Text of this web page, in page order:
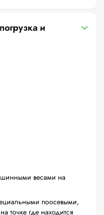
и
весами на
поосевыми,
точке где находится